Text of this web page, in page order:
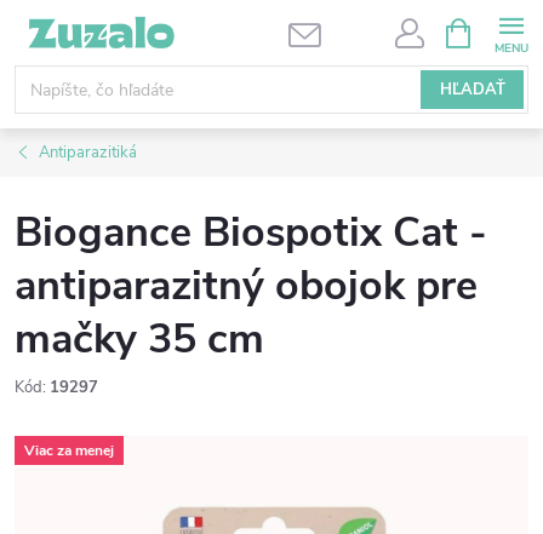
Prejsť
obsah
HĽADAŤ
KOŠÍK
Antiparazitiká
Biogance Biospotix Cat -
antiparazitný obojok pre
mačky 35 cm
Kód: 19297
Viac za menej